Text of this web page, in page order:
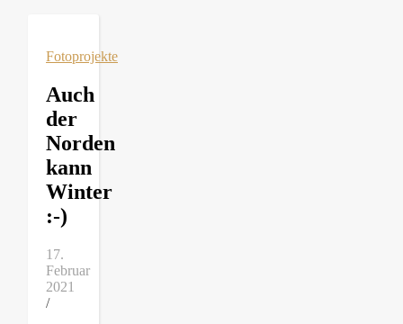
Fotoprojekte
Auch
der
Norden
kann
Winter
:-)
17.
Februar
2021
/